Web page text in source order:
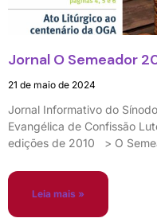
Jornal O Semeador
21 de maio de 2024
Jornal Informativo do
Evangélica de Confissão
edições de 2010 > O
Leia mais »